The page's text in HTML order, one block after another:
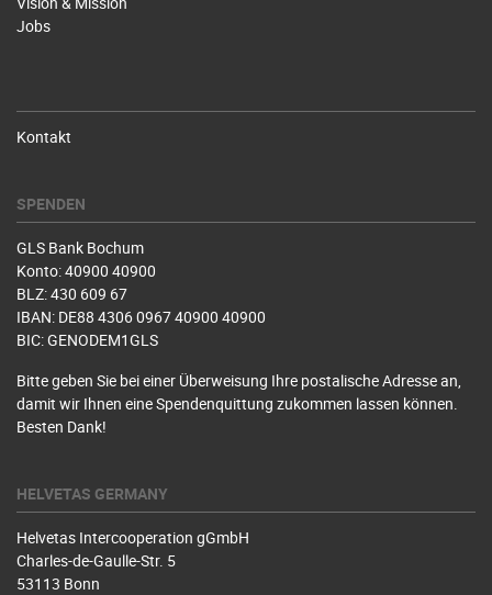
Jobs
Kontakt
SPENDEN
GLS Bank Bochum
Konto: 40900 40900
BLZ: 430 609 67
IBAN: DE88 4306 0967 40900 40900
BIC: GENODEM1GLS
Bitte geben Sie bei einer Überweisung Ihre postalische Adresse an,
damit wir Ihnen eine Spendenquittung zukommen lassen können.
Besten Dank!
HELVETAS GERMANY
Helvetas Intercooperation gGmbH
Charles-de-Gaulle-Str. 5
53113 Bonn